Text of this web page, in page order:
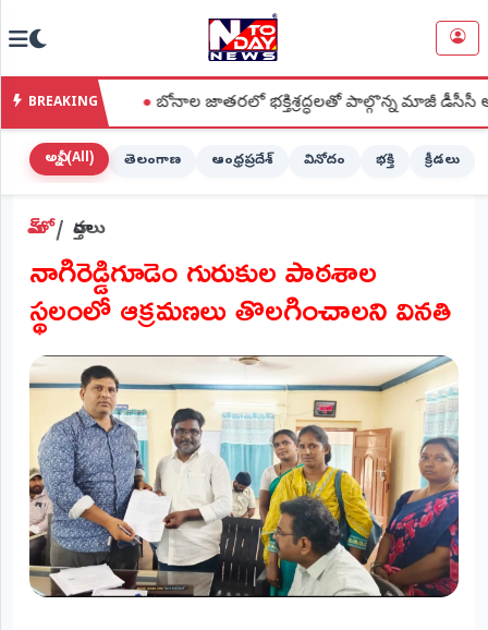
హోమ్
(Home)
STREAMING
లైవ్
టీవీ
(Live
లైవ్
రేడియో
(Live
Radio)
ప్రాంతీయ
వార్తలు
(STATE)
తెలంగాణ
BREAKING
●బోనాల జాతరలో భక్తిశ్రద్ధలతో పాల్గొన్న మాజీ డీసీసీ
అన్నీ (All) తెలంగాణ ఆంధ్రప్రదేశ్ వినోదం భక్తి క్రీడలు
హోమ్ వార్తలు
నాగిరెడ్డిగూడెం గురుకుల పాఠశాల
స్థలంలో ఆక్రమణలు తొలగించాలని వినతి